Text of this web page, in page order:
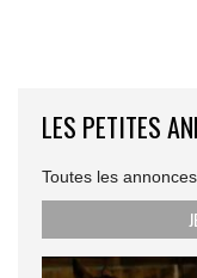
LES PETITES
Toutes les